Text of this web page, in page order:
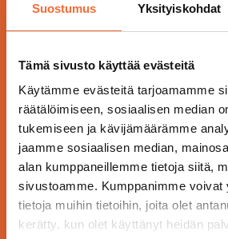
Suostumus Yksityiskohdat
Tämä sivusto käyttää evästeitä
Käytämme evästeitä tarjoamamme
räätälöimiseen, sosiaalisen median
tukemiseen ja kävijämäärämme
jaamme sosiaalisen median,
alan kumppaneillemme tietoja siitä,
sivustoamme. Kumppanimme voivat
tietoja muihin tietoihin, joita olet
kerätty, kun olet käyttänyt heidän